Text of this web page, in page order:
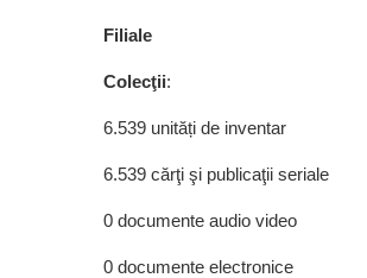
Filiale
Colecţii:
6.539 unități de inventar
6.539 cărţi şi publicaţii seriale
0 documente audio video
0 documente electronice